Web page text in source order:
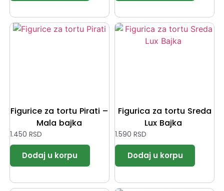
Figurice za tortu Pirati –
Mala bajka
1.450 RSD
Figurica za tortu Sreda
Lux Bajka
1.590 RSD